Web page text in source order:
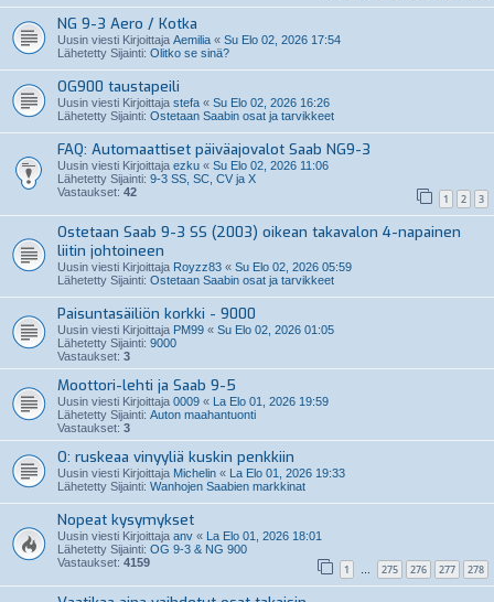
NG 9-3 Aero / Kotka
Uusin viesti Kirjoittaja Aemilia « Su Elo 02, 2026 17:54
Lähetetty Sijainti: Olitko se sinä?
OG900 taustapeili
Uusin viesti Kirjoittaja stefa « Su Elo 02, 2026 16:26
Lähetetty Sijainti: Ostetaan Saabin osat ja tarvikkeet
FAQ: Automaattiset päiväajovalot Saab NG9-3
Uusin viesti Kirjoittaja ezku « Su Elo 02, 2026 11:06
Lähetetty Sijainti: 9-3 SS, SC, CV ja X
Vastaukset: 42 1 2 3
Ostetaan Saab 9-3 SS (2003) oikean takavalon 4-napainen
liitin johtoineen
Uusin viesti Kirjoittaja Royzz83 « Su Elo 02, 2026 05:59
Lähetetty Sijainti: Ostetaan Saabin osat ja tarvikkeet
Paisuntasäiliön korkki - 9000
Uusin viesti Kirjoittaja PM99 « Su Elo 02, 2026 01:05
Lähetetty Sijainti: 9000
Vastaukset: 3
Moottori-lehti ja Saab 9-5
Uusin viesti Kirjoittaja 0009 « La Elo 01, 2026 19:59
Lähetetty Sijainti: Auton maahantuonti
Vastaukset: 3
O: ruskeaa vinyyliä kuskin penkkiin
Uusin viesti Kirjoittaja Michelin « La Elo 01, 2026 19:33
Lähetetty Sijainti: Wanhojen Saabien markkinat
Nopeat kysymykset
Uusin viesti Kirjoittaja anv « La Elo 01, 2026 18:01
Lähetetty Sijainti: OG 9-3 & NG 900
Vastaukset: 4159 1 … 275 276 277 278